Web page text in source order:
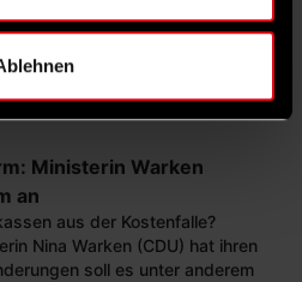
Ministerin Warken
an
aus der Kostenfalle?
Nina Warken (CDU) hat ihren
soll es unter anderem